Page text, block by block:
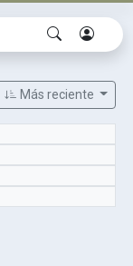
Más reciente